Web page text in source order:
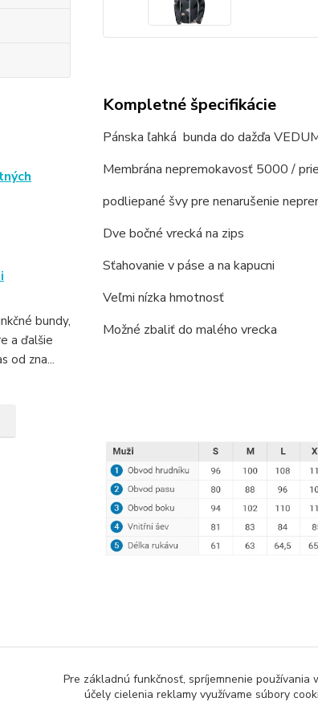
bundy,
a ďalšie
od zna...
Kompletné špecifikácie
Pánska ľahká bunda do dažďa
Membrána nepremokavosť 5000 /
podliepané švy pre nenarušenie
Dve bočné vrecká na zips
Sťahovanie v páse a na kapucni
Veľmi nízka hmotnosť
Možné zbaliťdo malého vrecka
Pre základnú funkčnosť, spríjemnenie
účely cielenia reklamy využívame súbory